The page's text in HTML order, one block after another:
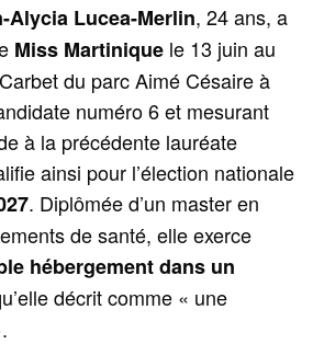
Alycia Lucea-Merlin, 24 ans, a
Miss Martiniquele 13 juin au
du parc Aimé Césaire à
numéro 6 et mesurant
à la précédente lauréate
ainsi pour l’élection nationale
. Diplômée d’un master en
de santé, elle exerce
hébergement dans un
décrit comme « une